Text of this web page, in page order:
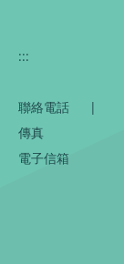
:::
聯絡電話
|
傳真
電子信箱